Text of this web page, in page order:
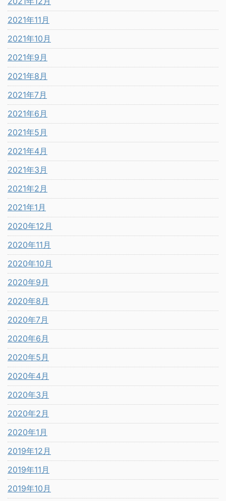
2021年11月
2021年10月
2021年9月
2021年8月
2021年7月
2021年6月
2021年5月
2021年4月
2021年3月
2021年2月
2021年1月
2020年12月
2020年11月
2020年10月
2020年9月
2020年8月
2020年7月
2020年6月
2020年5月
2020年4月
2020年3月
2020年2月
2020年1月
2019年12月
2019年11月
2019年10月